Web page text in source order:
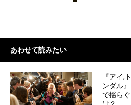
あわせて読みたい
『アイ,
ンダル
で揺ら